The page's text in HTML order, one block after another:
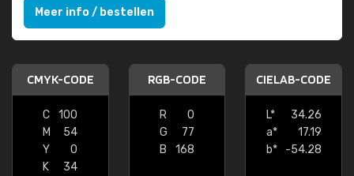
Meer info / bestellen
CMYK-CODE
C
100
M
54
Y
0
K
34
RGB-CODE
R
0
G
77
B
168
CIELAB-CODE
L*
34.26
a*
17.19
b*
-54.28